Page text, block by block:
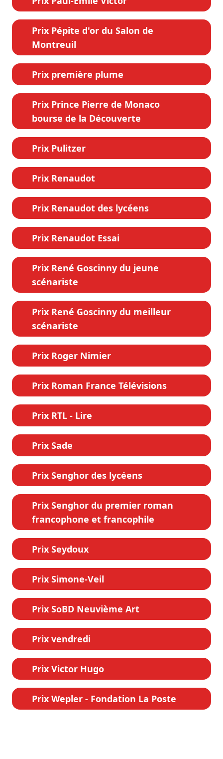
Prix Pépite d'or du Salon de
Montreuil
Prix première plume
Prix Prince Pierre de Monaco
bourse de la Découverte
Prix Pulitzer
Prix Renaudot
Prix Renaudot des lycéens
Prix Renaudot Essai
Prix René Goscinny du jeune
scénariste
Prix René Goscinny du meilleur
scénariste
Prix Roger Nimier
Prix Roman France Télévisions
Prix RTL - Lire
Prix Sade
Prix Senghor des lycéens
Prix Senghor du premier roman
francophone et francophile
Prix Seydoux
Prix Simone-Veil
Prix SoBD Neuvième Art
Prix vendredi
Prix Victor Hugo
Prix Wepler - Fondation La Poste